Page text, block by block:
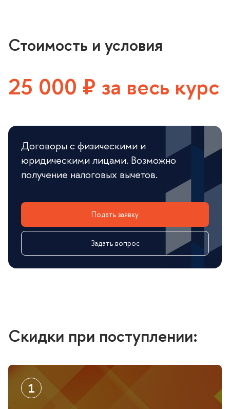
Стоимость и условия
25 000 ₽ за весь курс
Договоры с физическими и
юридическими лицами. Возможно
получение налоговых вычетов.
Подать заявку
Задать вопрос
Скидки при поступлении: